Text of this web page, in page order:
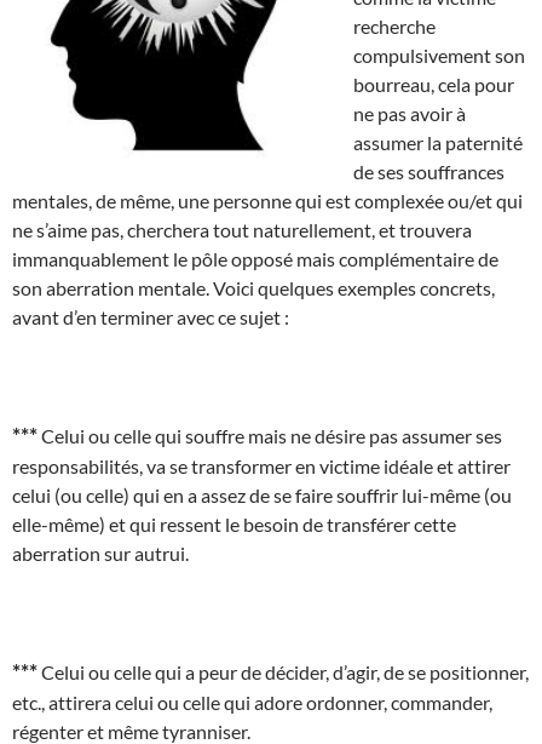
recherche
compulsivement son
bourreau, cela pour
ne pas avoir à
assumer la paternité
de ses souffrances
mentales, de même, une personne qui est complexée ou/et qui
ne s’aime pas, cherchera tout naturellement, et trouvera
immanquablement le pôle opposé mais complémentaire de
son aberration mentale. Voici quelques exemples concrets,
avant d’en terminer avec ce sujet :
***Celui ou celle qui souffre mais ne désire pas assumer ses
responsabilités, va se transformer en victime idéale et attirer
celui (ou celle) qui en a assez de se faire souffrir lui-même (ou
elle-même) et qui ressent le besoin de transférer cette
aberration sur autrui.
***Celui ou celle qui a peur de décider, d’agir, de se positionner,
etc., attirera celui ou celle qui adore ordonner, commander,
régenter et même tyranniser.